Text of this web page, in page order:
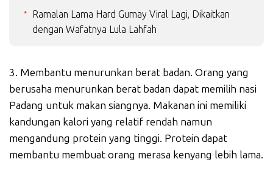
Ramalan Lama Hard Gumay Viral Lagi, Dikaitkan
dengan Wafatnya Lula Lahfah
3. Membantu menurunkan berat badan. Orang yang
berusaha menurunkan berat badan dapat memilih nasi
Padang untuk makan siangnya. Makanan ini memiliki
kandungan kalori yang relatif rendah namun
mengandung protein yang tinggi. Protein dapat
membantu membuat orang merasa kenyang lebih lama.